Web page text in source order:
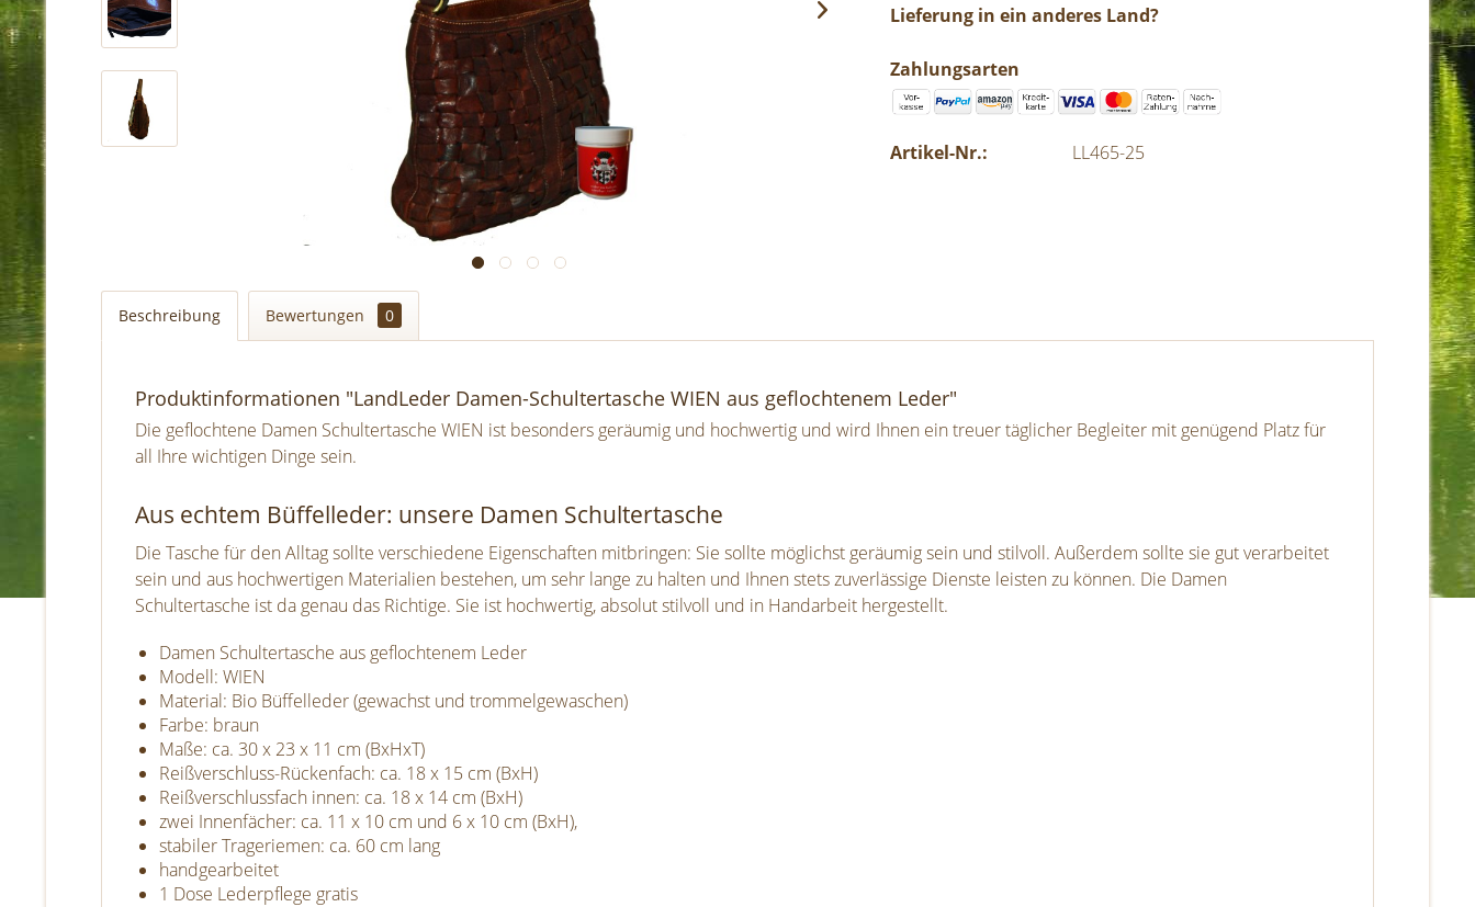
Lieferung in ein anderes Land?
Zahlungsarten
Artikel-Nr.: LL465-25
Beschreibung Bewertungen 0
Produktinformationen "LandLeder Damen-Schultertasche WIEN aus geflochtenem Leder"
Die geflochtene Damen Schultertasche WIEN ist besonders geräumig und hochwertig und wird Ihnen ein treuer täglicher Begleiter mit genügend Platz für
all Ihre wichtigen Dinge sein.
Aus echtem Büffelleder: unsere Damen Schultertasche
Die Tasche für den Alltag sollte verschiedene Eigenschaften mitbringen: Sie sollte möglichst geräumig sein und stilvoll. Außerdem sollte sie gut verarbeitet
sein und aus hochwertigen Materialien bestehen, um sehr lange zu halten und Ihnen stets zuverlässige Dienste leisten zu können. Die Damen
Schultertasche ist da genau das Richtige. Sie ist hochwertig, absolut stilvoll und in Handarbeit hergestellt.
Damen Schultertasche aus geflochtenem Leder
Modell: WIEN
Material: Bio Büffelleder (gewachst und trommelgewaschen)
Farbe: braun
Maße: ca. 30 x 23 x 11 cm (BxHxT)
Reißverschluss-Rückenfach: ca. 18 x 15 cm (BxH)
Reißverschlussfach innen: ca. 18 x 14 cm (BxH)
zwei Innenfächer: ca. 11 x 10 cm und 6 x 10 cm (BxH),
stabiler Trageriemen: ca. 60 cm lang
handgearbeitet
1 Dose Lederpflege gratis